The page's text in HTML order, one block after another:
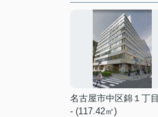
名古屋市中区錦１丁目
- (117.42㎡)